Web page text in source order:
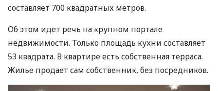
составляет 700 квадратных метров.
Об этом идет речь на крупном портале
недвижимости. Только площадь кухни составляет
53 квадрата. В квартире есть собственная терраса.
Жилье продает сам собственник, без посредников.